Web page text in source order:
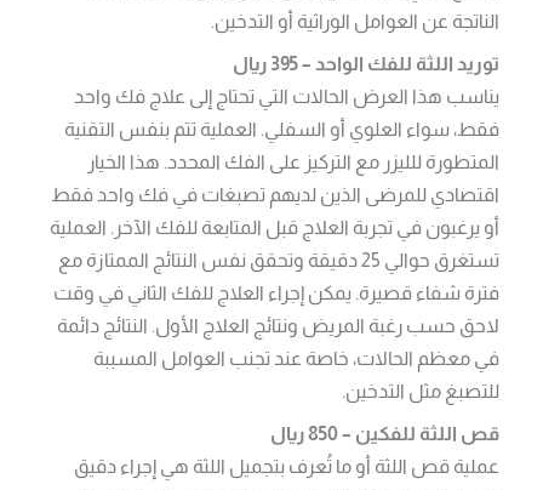
الناتجة عن العوامل الوراثية أو التدخين.
توريد اللثة للفك الواحد – 395 ريال
يناسب هذا العرض الحالات التي تحتاج إلى علاج فك واحد
فقط، سواء العلوي أو السفلي. العملية تتم بنفس التقنية
المتطورة للليزر مع التركيز على الفك المحدد. هذا الخيار
اقتصادي للمرضى الذين لديهم تصبغات في فك واحد فقط
أو يرغبون في تجربة العلاج قبل المتابعة للفك الآخر. العملية
تستغرق حوالي 25 دقيقة وتحقق نفس النتائج الممتازة مع
فترة شفاء قصيرة. يمكن إجراء العلاج للفك الثاني في وقت
لاحق حسب رغبة المريض ونتائج العلاج الأول. النتائج دائمة
في معظم الحالات، خاصة عند تجنب العوامل المسببة
للتصبغ مثل التدخين.
قص اللثة للفكين – 850 ريال
عملية قص اللثة أو ما تُعرف بتجميل اللثة هي إجراء دقيق